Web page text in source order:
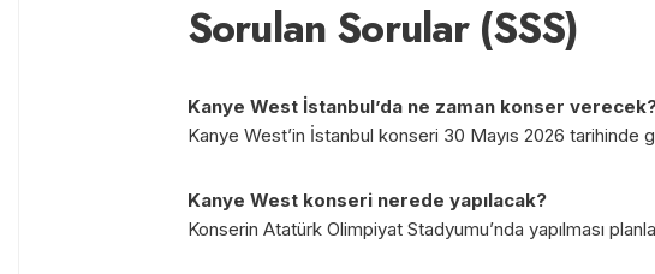
Sorulan Sorular (SSS)
Kanye West İstanbul’da ne zaman konser
Kanye West’in İstanbul konseri 30 Mayıs 2026 tarihinde
Kanye West konseri nerede yapılacak?
Konserin Atatürk Olimpiyat Stadyumu’nda yapılması